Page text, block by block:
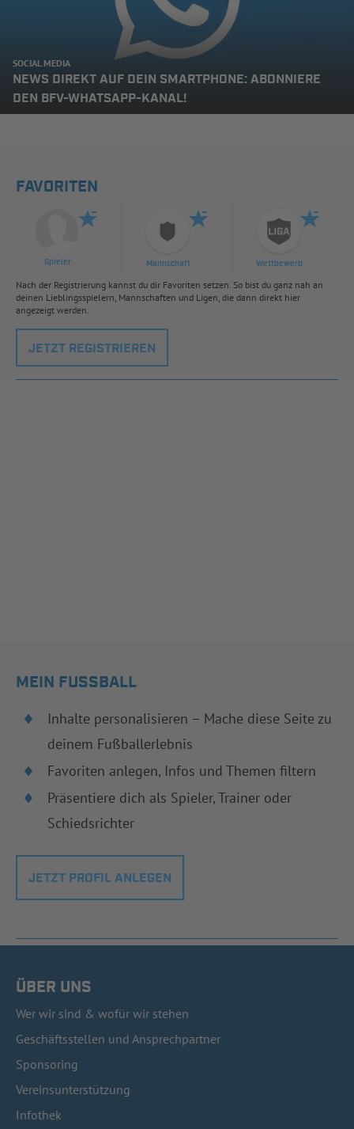
SOCIAL MEDIA
NEWS DIREKT AUF DEIN SMARTPHONE: ABONNIERE
DEN BFV-WHATSAPP-KANAL!
FAVORITEN
Spieler Mannschaft Wettbewerb
Nach der Registrierung kannst du dir Favoriten setzen. So bist du ganz nah an
deinen Lieblingsspielern, Mannschaften und Ligen, die dann direkt hier
angezeigt werden.
JETZT REGISTRIEREN
MEIN FUSSBALL
Inhalte personalisieren – Mache diese Seite zu
deinem Fußballerlebnis
Favoriten anlegen, Infos und Themen filtern
Präsentiere dich als Spieler, Trainer oder
Schiedsrichter
JETZT PROFIL ANLEGEN
ÜBER UNS
Wer wir sind & wofür wir stehen
Geschäftsstellen und Ansprechpartner
Sponsoring
Vereinsunterstützung
Infothek